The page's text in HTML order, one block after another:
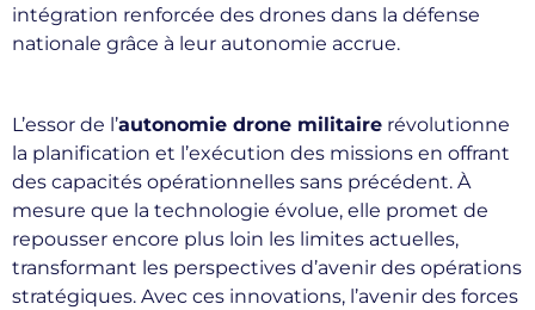
intégration renforcée des drones dans la défense
nationale grâce à leur autonomie accrue.
L’essor de l’autonomie drone militaire révolutionne
la planification et l’exécution des missions en offrant
des capacités opérationnelles sans précédent. À
mesure que la technologie évolue, elle promet de
repousser encore plus loin les limites actuelles,
transformant les perspectives d’avenir des opérations
stratégiques. Avec ces innovations, l’avenir des forces